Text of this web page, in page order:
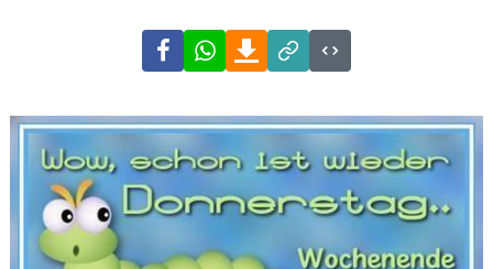
FacebookWhatsAppDownload
Link
Code